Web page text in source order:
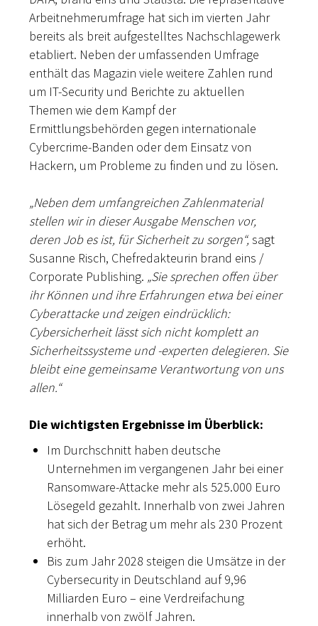
Arbeitnehmerumfrage hat sich im vierten Jahr
bereits als breit aufgestelltes Nachschlagewerk
etabliert. Neben der umfassenden Umfrage
enthält das Magazin viele weitere Zahlen rund
um IT-Security und Berichte zu aktuellen
Themen wie dem Kampf der
Ermittlungsbehörden gegen internationale
Cybercrime-Banden oder dem Einsatz von
Hackern, um Probleme zu finden und zu lösen.
„Neben dem umfangreichen Zahlenmaterial
stellen wir in dieser Ausgabe Menschen vor,
deren Job es ist, für Sicherheit zu sorgen“,sagt
Susanne Risch, Chefredakteurin brand eins /
Corporate Publishing. „Sie sprechen offen über
ihr Können und ihre Erfahrungen etwa bei einer
Cyberattacke und zeigen eindrücklich:
Cybersicherheit lässt sich nicht komplett an
Sicherheitssysteme und -experten delegieren. Sie
bleibt eine gemeinsame Verantwortung von uns
allen.“
Die wichtigsten Ergebnisse im Überblick:
Im Durchschnitt haben deutsche
Unternehmen im vergangenen Jahr bei einer
Ransomware-Attacke mehr als 525.000 Euro
Lösegeld gezahlt. Innerhalb von zwei Jahren
hat sich der Betrag um mehr als 230 Prozent
erhöht.
Bis zum Jahr 2028 steigen die Umsätze in der
Cybersecurity in Deutschland auf 9,96
Milliarden Euro – eine Verdreifachung
innerhalb von zwölf Jahren.